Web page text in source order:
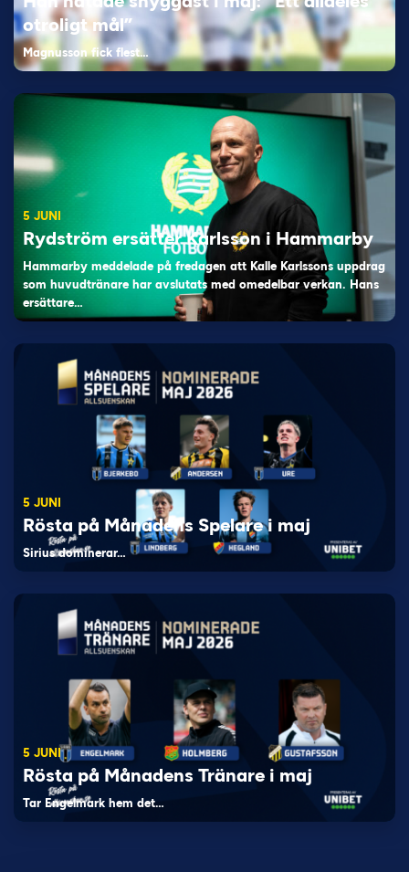
otroligt mål”
Magnusson fick flest…
5 JUNI
Rydström ersätter Karlsson i Hammarby
Hammarby meddelade på fredagen att Kalle Karlssons uppdrag
som huvudtränare har avslutats med omedelbar verkan. Hans
ersättare…
5 JUNI
Rösta på Månadens Spelare i maj
Sirius dominerar…
5 JUNI
Rösta på Månadens Tränare i maj
Tar Engelmark hem det…